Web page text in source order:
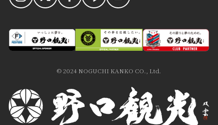
食への想い
哲学・歴史
楽しみ方
お知らせ
採用情報
送迎バス
お問い合わせ
© 2024 NOGUCHI KANKO CO., Ltd.